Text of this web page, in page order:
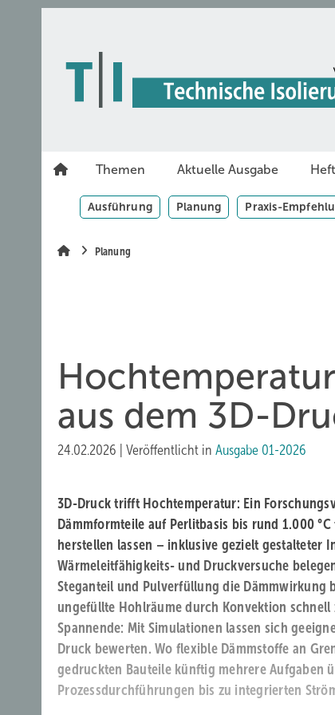
Themen Aktuelle Ausgabe
Ausführung Planung Praxis-
Planung
aus dem 3D-
24.02.2026 Veröffentlicht in Ausgabe 01-2026
3D-Druck trifft Hochtemperatur: Ein
Dämmformteile auf Perlitbasis bis rund 1.000
herstellen lassen – inklusive gezielt gestalteter
Wärmeleitfähigkeits- und Druckversuche
Steganteil und Pulverfüllung die Dämmwirkung
ungefüllte Hohlräume durch Konvektion schnell
Spannende: Mit Simulationen lassen sich
Druck bewerten. Wo flexible Dämmstoffe an
gedruckten Bauteile künftig mehrere Aufgaben
Prozessdurchführungen bis zu integrierten